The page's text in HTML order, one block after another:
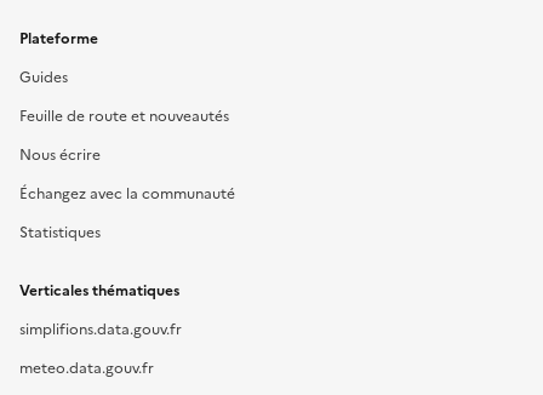
Plateforme
Guides
Feuille de route et nouveautés
Nous écrire
Échangez avec la communauté
Statistiques
Verticales thématiques
simplifions.data.gouv.fr
meteo.data.gouv.fr